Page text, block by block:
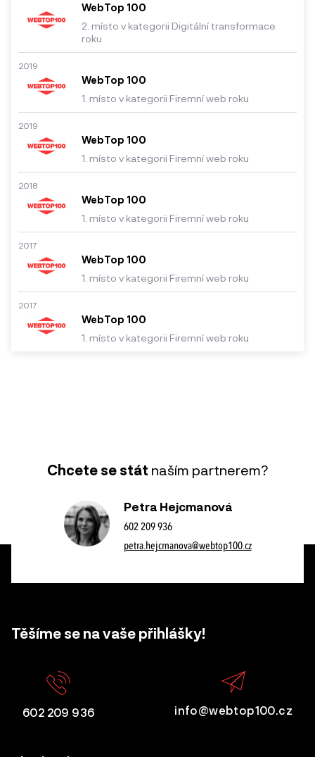
WebTop 100
2. místo v kategorii Digitální transformace
roku
2019
WebTop 100
1. místo v kategorii Firemní web roku
2019
WebTop 100
1. místo v kategorii Firemní web roku
2018
WebTop 100
1. místo v kategorii Firemní web roku
2017
WebTop 100
1. místo v kategorii Firemní web roku
2017
WebTop 100
1. místo v kategorii Firemní web roku
Chcete se stát naším partnerem?
Petra Hejcmanová
602 209 936
petra.hejcmanova@webtop100.cz
Těšíme se na vaše přihlášky!
602 209 936 info@webtop100.cz